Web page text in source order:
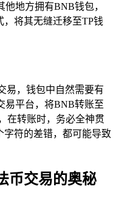
地方拥有BNB钱包，
将其无缝迁移至TP钱
易，钱包中自然需要有
易平台，将BNB转账至
在转账时，务必全神贯
字符的差错，都可能导致
币交易的奥秘